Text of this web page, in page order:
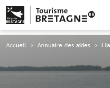
Accueil > Annuaire des aides >